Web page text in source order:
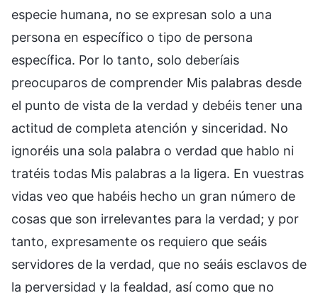
especie humana, no se expresan solo a una
persona en específico o tipo de persona
específica. Por lo tanto, solo deberíais
preocuparos de comprender Mis palabras desde
el punto de vista de la verdad y debéis tener una
actitud de completa atención y sinceridad. No
ignoréis una sola palabra o verdad que hablo ni
tratéis todas Mis palabras a la ligera. En vuestras
vidas veo que habéis hecho un gran número de
cosas que son irrelevantes para la verdad; y por
tanto, expresamente os requiero que seáis
servidores de la verdad, que no seáis esclavos de
la perversidad y la fealdad, así como que no